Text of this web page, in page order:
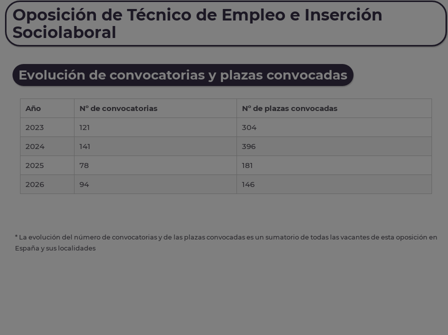
Oposición de Técnico de Empleo e Inserción
Sociolaboral
Evolución de convocatorias y plazas convocadas
Año Nº de convocatorias
Nº de plazas convocadas
2023
121
304
2024
141
396
2025
78
181
2026
94 146
* La evolución del número de convocatorias y de las plazas convocadas es un sumatorio de todas las vacantes de esta oposición en
España y sus localidades